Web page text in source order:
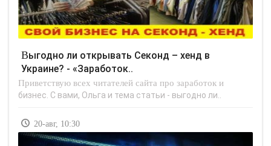
Выгодно ли открывать Секонд – хенд в
Украине? - «Заработок..
Приветствую всех читателей сайта про заработок и
бизнес. С вами, Ольга и тема статьи - выгодно ли..
20-авг, 10:30